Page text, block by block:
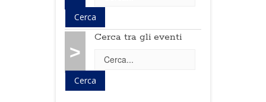
>
Cerca tra gli eventi